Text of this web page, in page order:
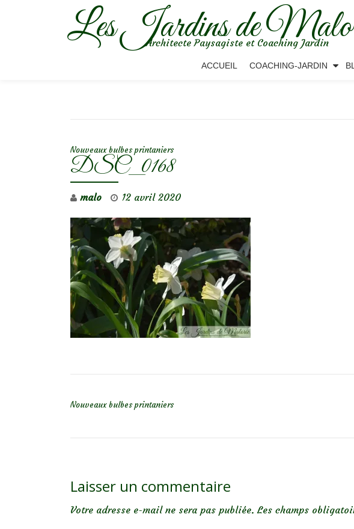
Les Jardins de
Architecte Paysagiste et Coaching Jardin
ACCUEIL COACHING-JARDIN
Nouveaux bulbes printaniers
DSC_0168
malo 12 avril 2020
Nouveaux bulbes printaniers
Laisser un commentaire
Votre adresse e-mail ne sera pas publiée. Les champs